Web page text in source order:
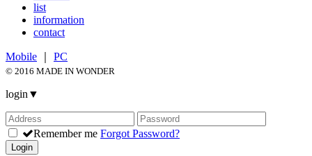
list
information
contact
Mobile PC
© 2016 MADE IN WONDER
login ▼
Remember me Forgot Password?
Login